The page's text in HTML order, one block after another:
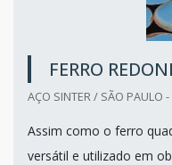
FERRO
AÇO SINTER / SÃO PAULO -
Assim como o ferro
versátil e utilizado em